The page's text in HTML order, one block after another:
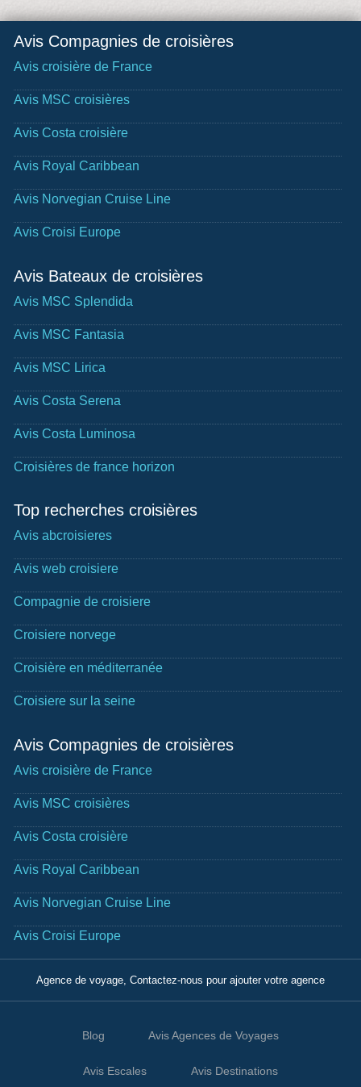
Avis Compagnies de croisières
Avis croisière de France
Avis MSC croisières
Avis Costa croisière
Avis Royal Caribbean
Avis Norvegian Cruise Line
Avis Croisi Europe
Avis Bateaux de croisières
Avis MSC Splendida
Avis MSC Fantasia
Avis MSC Lirica
Avis Costa Serena
Avis Costa Luminosa
Croisières de france horizon
Top recherches croisières
Avis abcroisieres
Avis web croisiere
Compagnie de croisiere
Croisiere norvege
Croisière en méditerranée
Croisiere sur la seine
Avis Compagnies de croisières
Avis croisière de France
Avis MSC croisières
Avis Costa croisière
Avis Royal Caribbean
Avis Norvegian Cruise Line
Avis Croisi Europe
Agence de voyage, Contactez-nous pour ajouter votre agence
Blog Avis Agences de Voyages
Avis Escales Avis Destinations